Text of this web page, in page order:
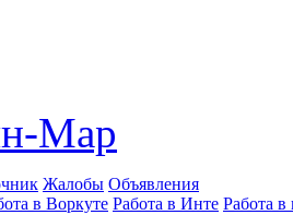
Мар
Жалобы Объявления
в Воркуте Работа в Инте Работа в